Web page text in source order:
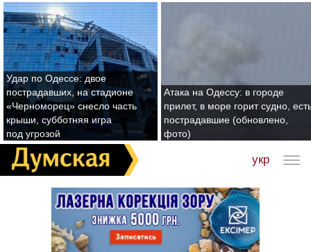
Удар по Одессе: двое
пострадавших, на стадионе
«Черноморец» снесло часть
крыши, субботняя игра
под угрозой
Атака на Одессу: в городе
прилет, в море горит судно,
пострадавшие (обновлено,
фото)
укр